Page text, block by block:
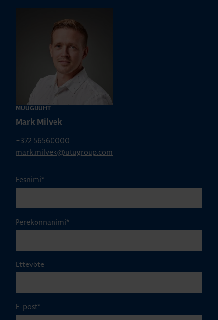
MÜÜGIJUHT
Mark Milvek
+372 56560000
mark.milvek@utugroup.com
Eesnimi*
Perekonnanimi*
Ettevõte
E-post*